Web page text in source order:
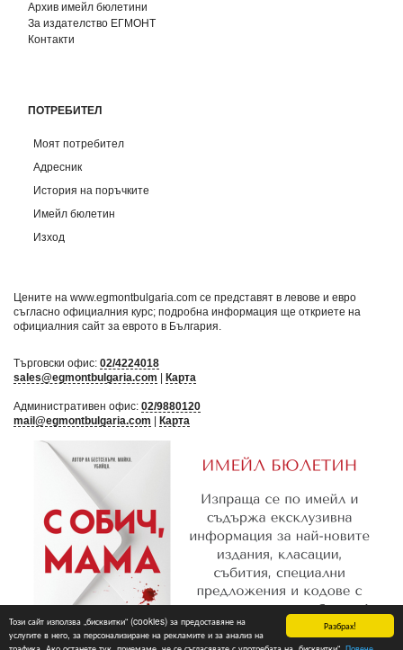
Разбрах!
Този сайт използва „бисквитки“ (cookies) за предоставяне на
услугите в него, за персонализиране на рекламите и за анализ на
Архив имейл бюлетини
За издателство ЕГМОНТ
Контакти
ПОТРЕБИТЕЛ
Моят потребител
Адресник
История на поръчките
Имейл бюлетин
Изход
Цените на www.egmontbulgaria.com се представят в левове и евро
съгласно официалния курс; подробна информация ще откриете на
официалния сайт за еврото в България
Търговски офис: 02/4224018
sales@egmontbulgaria.com | Карта
Административен офис: 02/9880120
mail@egmontbulgaria.com | Карта